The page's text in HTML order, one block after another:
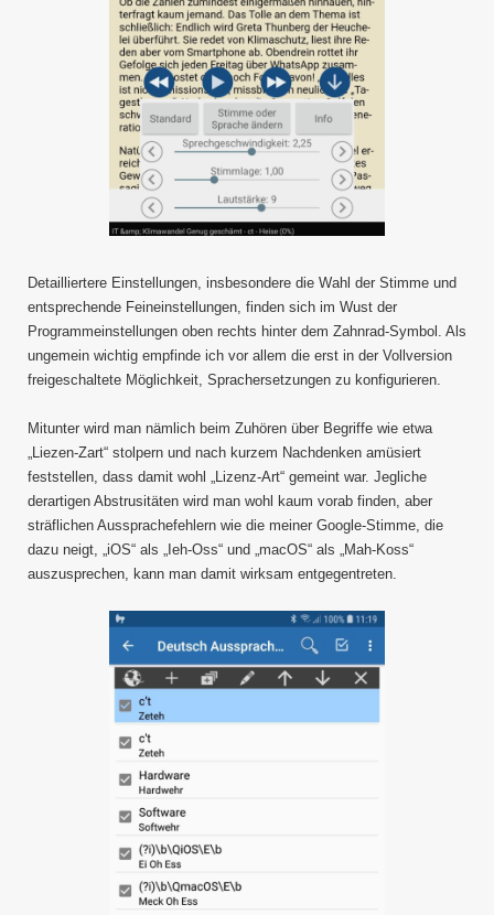
Detailliertere Einstellungen, insbesondere die Wahl der Stimme und
entsprechende Feineinstellungen, finden sich im Wust der
Programmeinstellungen oben rechts hinter dem Zahnrad-Symbol. Als
ungemein wichtig empfinde ich vor allem die erst in der Vollversion
freigeschaltete Möglichkeit, Sprachersetzungen zu konfigurieren.
Mitunter wird man nämlich beim Zuhören über Begriffe wie etwa
„Liezen-Zart“ stolpern und nach kurzem Nachdenken amüsiert
feststellen, dass damit wohl „Lizenz-Art“ gemeint war. Jegliche
derartigen Abstrusitäten wird man wohl kaum vorab finden, aber
sträflichen Aussprachefehlern wie die meiner Google-Stimme, die
dazu neigt, „iOS“ als „Ieh-Oss“ und „macOS“ als „Mah-Koss“
auszusprechen, kann man damit wirksam entgegentreten.